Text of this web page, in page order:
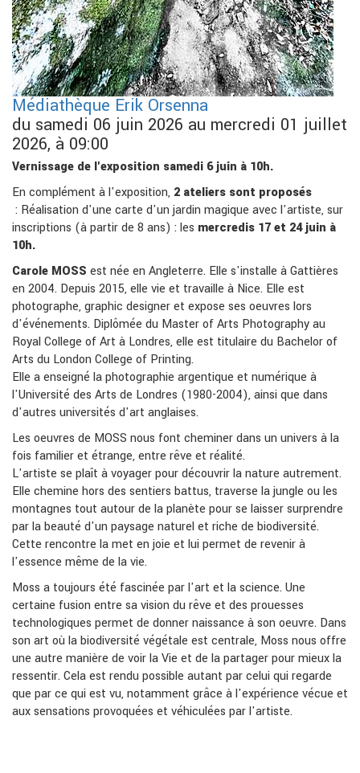
Médiathèque Erik Orsenna
du samedi 06 juin 2026 au mercredi 01 juillet
2026, à 09:00
Vernissage de l'exposition samedi 6 juin à 10h.
En complément à l'exposition, 2 ateliers sont proposés
: Réalisation d'une carte d'un jardin magique avec l'artiste, sur
inscriptions (à partir de 8 ans) : les mercredis 17 et 24 juin à
10h.
Carole MOSS est née en Angleterre. Elle s'installe à Gattières
en 2004. Depuis 2015, elle vie et travaille à Nice. Elle est
photographe, graphic designer et expose ses oeuvres lors
d'événements. Diplômée du Master of Arts Photography au
Royal College of Art à Londres, elle est titulaire du Bachelor of
Arts du London College of Printing.
Elle a enseigné la photographie argentique et numérique à
l'Université des Arts de Londres (1980-2004), ainsi que dans
d'autres universités d'art anglaises.
Les oeuvres de MOSS nous font cheminer dans un univers à la
fois familier et étrange, entre rêve et réalité.
L'artiste se plaît à voyager pour découvrir la nature autrement.
Elle chemine hors des sentiers battus, traverse la jungle ou les
montagnes tout autour de la planète pour se laisser surprendre
par la beauté d'un paysage naturel et riche de biodiversité.
Cette rencontre la met en joie et lui permet de revenir à
l'essence même de la vie.
Moss a toujours été fascinée par l'art et la science. Une
certaine fusion entre sa vision du rêve et des prouesses
technologiques permet de donner naissance à son oeuvre. Dans
son art où la biodiversité végétale est centrale, Moss nous offre
une autre manière de voir la Vie et de la partager pour mieux la
ressentir. Cela est rendu possible autant par celui qui regarde
que par ce qui est vu, notamment grâce à l'expérience vécue et
aux sensations provoquées et véhiculées par l'artiste.